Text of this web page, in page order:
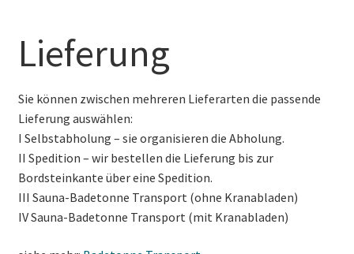
Lieferung
Sie können zwischen mehreren Lieferarten die passende
Lieferung auswählen:
I Selbstabholung – sie organisieren die Abholung.
II Spedition – wir bestellen die Lieferung bis zur
Bordsteinkante über eine Spedition.
III Sauna-Badetonne Transport (ohne Kranabladen)
IV Sauna-Badetonne Transport (mit Kranabladen)